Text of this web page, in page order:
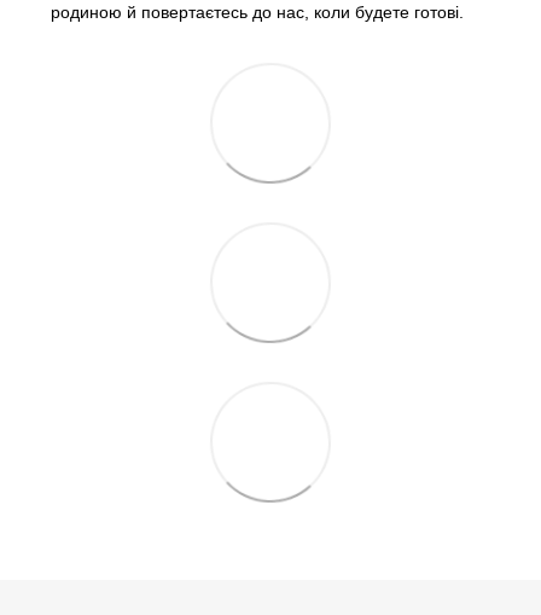
родиною й повертаєтесь до нас, коли будете готові.